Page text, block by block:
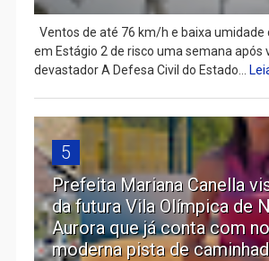
Ventos de até 76 km/h e baixa umidade
em Estágio 2 de risco uma semana após
devastador A Defesa Civil do Estado...
5
Prefeita Mariana Canella
da futura Vila Olímpica de
Aurora que já conta com
moderna pista de